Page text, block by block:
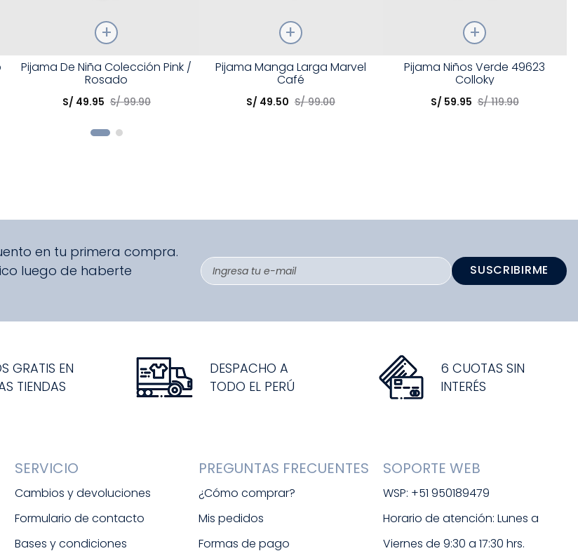
Talla
Elige una opción
Pijama De Niña Colección Pink /
Rosado
S/ 49.95 S/ 99.90
Talla
Elige una opción
Pijama Manga Larga Marvel
Café
S/ 49.50 S/ 99.00
Talla
Elige una opción
Pijama Niños Verde 49623
Colloky
S/ 59.95 S/ 119.90
en tu primera compra.
luego de haberte
SUSCRIBIRME
GRATIS EN
TIENDAS
DESPACHO A
TODO EL PERÚ
6 CUOTAS SIN
INTERÉS
SERVICIO
Cambios y devoluciones
Formulario de contacto
Bases y condiciones
PREGUNTAS FRECUENTES
¿Cómo comprar?
Mis pedidos
Formas de pago
SOPORTE WEB
WSP: +51 950189479
Horario de atención: Lunes a
Viernes de 9:30 a 17:30 hrs.